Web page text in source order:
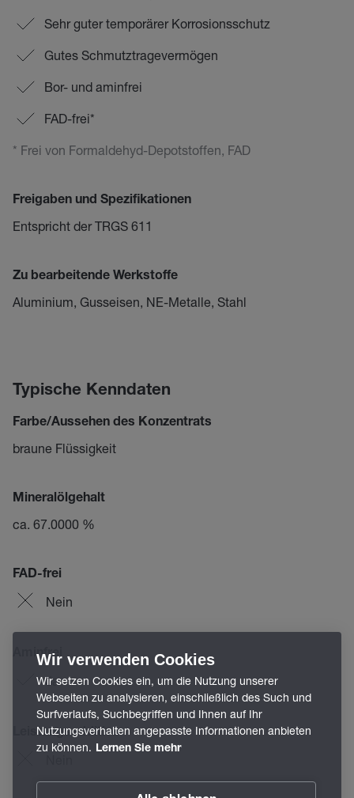
Sehr guter temporärer Korrosionsschutz
Gutes Schmutztragevermögen
Bor- und aminfrei
FAD-frei*
* Frei von Formaldehyd-Depotstoffen, FAD
Freigaben und Spezifikationen
Entspricht der TRGS 611
Zu bearbeitende Werkstoffe
Aluminium, Gusseisen, NE-Metalle, Stahl
Typische Kenndaten
Farbe/Aussehen des Konzentrats
braune Flüssigkeit
Mineralölgehalt
ca. 67.0000 %
FAD-frei
Nein
Aminfrei
Ja
Leistungsadditive
Wir verwenden Cookies
Wir setzen Cookies ein, um die Nutzung unserer
Webseiten zu analysieren, einschließlich des Such und
Surfverlaufs, Suchbegriffen und Ihnen auf Ihr
Nutzungsverhalten angepasste Informationen anbieten
zu können. Lernen Sie mehr